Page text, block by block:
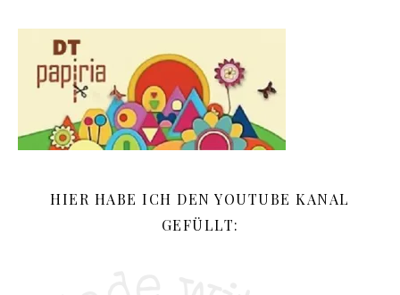
HIER HABE ICH DEN YOUTUBE KANAL
GEFÜLLT: